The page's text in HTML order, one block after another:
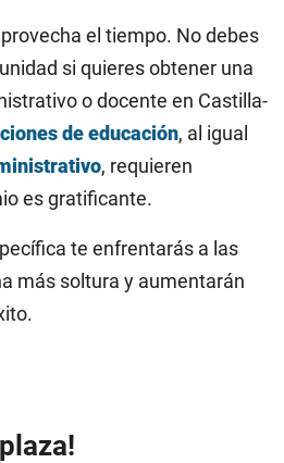
el tiempo. No debes
si quieres obtener una
o docente en Castilla-
de educación, al igual
, requieren
es gratificante.
te enfrentarás a las
más soltura y aumentarán